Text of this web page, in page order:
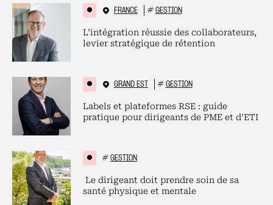
FRANCE # GESTION
L’intégration réussie des collaborateurs,
levier stratégique de rétention
GRAND EST # GESTION
Labels et plateformes RSE : guide
pratique pour dirigeants de PME et d’ETI
# GESTION
Le dirigeant doit prendre soin de sa
santé physique et mentale